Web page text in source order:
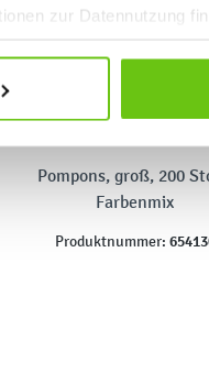
zur Datennutzung
Pompons, groß, 200
Farbenmix
Produktnummer: